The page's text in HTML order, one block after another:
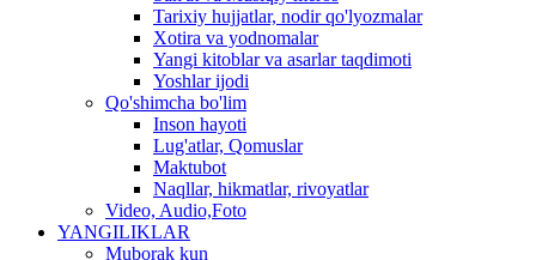
Tarixiy hujjatlar, nodir qo'lyozmalar
Xotira va yodnomalar
Yangi kitoblar va asarlar taqdimoti
Yoshlar ijodi
Qo'shimcha bo'lim
Inson hayoti
Lug'atlar, Qomuslar
Maktubot
Naqllar, hikmatlar, rivoyatlar
Video, Audio,Foto
YANGILIKLAR
Muborak kun